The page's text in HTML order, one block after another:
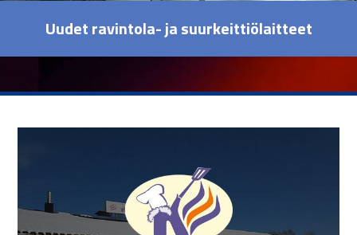
Uudet ravintola- ja suurkeittiölaitteet